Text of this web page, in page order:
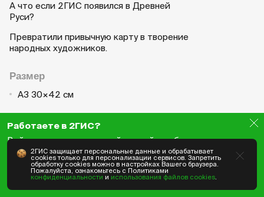
Работаете в 2ГИС?
Войдите с корпоративной почтой, чтобы получить
выгоду :)
Войти
А что если 2ГИС появился в Древней
Руси?
Превратили привычную карту в творение
народных художников.
Размер
А3 30×42 см
2ГИС защищает персональные данные и обрабатывает
cookies только для персонализации сервисов. Запретить
обработку cookies можно в настройках Вашего браузера.
Пожалуйста, ознакомьтесь с Политиками
конфиденциальности и использования файлов cookies